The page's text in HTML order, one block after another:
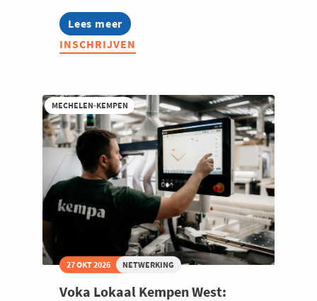
Lees meer
about
Roadmap2040
X
INSCHRIJVEN
MECHELEN-KEMPEN
27 OKT 2026 NETWERKING
Voka Lokaal Kempen West: